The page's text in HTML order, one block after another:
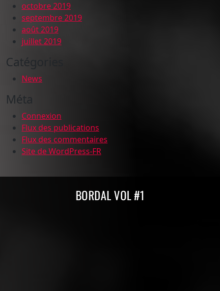
octobre 2019
septembre 2019
août 2019
juillet 2019
Catégories
News
Méta
Connexion
Flux des publications
Flux des commentaires
Site de WordPress-FR
BORDAL VOL #1